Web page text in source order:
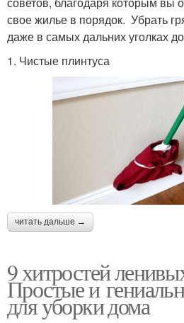
свое жилье в порядок. Убрать
даже в самых дальних уголках
1. Чистые плинтуса
читать дальше →
9 хитростей
Простые и
для уборки дома